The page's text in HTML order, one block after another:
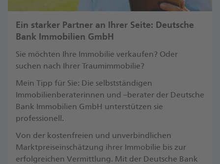
Ein starker Partner an Ihrer Seite: Deutsche
Bank Immobilien GmbH
Sie möchten Ihre Immobilie verkaufen? Oder
suchen nach Ihrer Traumimmobilie?
Mein Tipp für Sie: Die selbstständigen
Immobilienberaterinnen und –berater der Deutsche
Bank Immobilien GmbH unterstützen sie
professionell.
Von der kostenfreien und unverbindlichen
Marktpreiseinschätzung ihrer Immobilie bis zur
erfolgreichen Vermittlung. Mit der Deutsche Bank